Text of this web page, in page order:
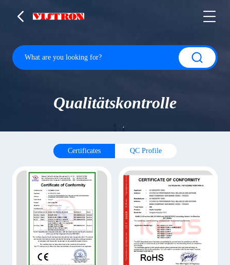
Qualitätskontrolle
Certificates QC Profile